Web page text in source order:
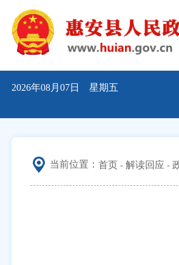
2026年08月07日 星期五
当前位置： 首页 解读回应